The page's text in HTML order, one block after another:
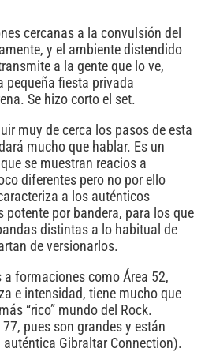
cercanas a la convulsión del
y el ambiente distendido
a la gente que lo ve,
pequeña fiesta privada
Se hizo corto el set.
muy de cerca los pasos de esta
mucho que hablar. Es un
se muestran reacios a
diferentes pero no por ello
a los auténticos
potente por bandera, para los que
distintas a lo habitual de
de versionarlos.
formaciones como Área 52,
e intensidad, tiene mucho que
“rico” mundo del Rock.
pues son grandes y están
Gibraltar Connection).